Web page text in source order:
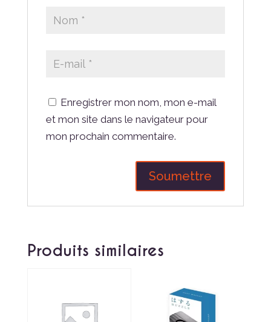
Enregistrer mon nom, mon e-mail
et mon site dans le navigateur pour
mon prochain commentaire.
Produits similaires